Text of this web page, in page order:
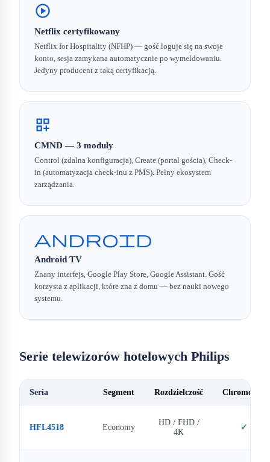
play_circle
Netflix certyfikowany
Netflix for Hospitality (NFHP) — gość loguje się na swoje
konto, sesja zamykana automatycznie po wymeldowaniu.
Jedyny producent z taką certyfikacją.
dashboard_customize
CMND — 3 moduły
Control (zdalna konfiguracja), Create (portal gościa), Check-
in (automatyzacja check-inu z PMS). Pełny ekosystem
zarządzania.
android
Android TV
Znany interfejs, Google Play Store, Google Assistant. Gość
korzysta z aplikacji, które zna z domu — bez nauki nowego
systemu.
Serie telewizorów hotelowych Philips
Seria Segment Rozdzielczość Chromecast
HFL4518 Economy
HD / FHD /
4K
✓